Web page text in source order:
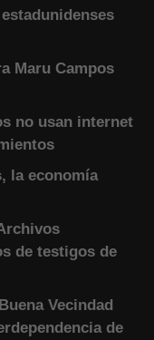
Maru Campos
no usan internet
la economía
de testigos de
Vecindad
de